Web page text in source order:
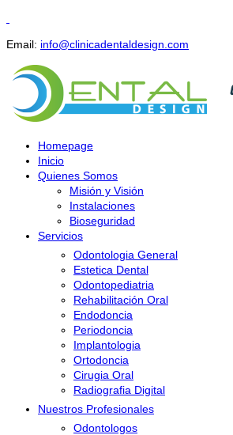
Email: info@clinicadentaldesign.com
Homepage
Inicio
Quienes Somos
Misión y Visión
Instalaciones
Bioseguridad
Servicios
Odontologia General
Estetica Dental
Odontopediatria
Rehabilitación Oral
Endodoncia
Periodoncia
Implantologia
Ortodoncia
Cirugia Oral
Radiografia Digital
Nuestros Profesionales
Odontologos